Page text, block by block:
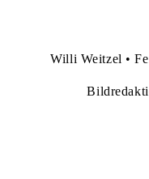
Willi Weitzel •